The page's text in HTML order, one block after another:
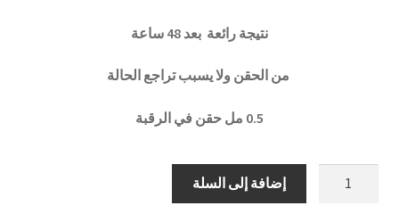
نتيجة رائعة بعد 48 ساعة
من الحقن ولا يسبب تراجع الحالة
0.5 مل حقن في الرقبة
إضافة إلى السلة